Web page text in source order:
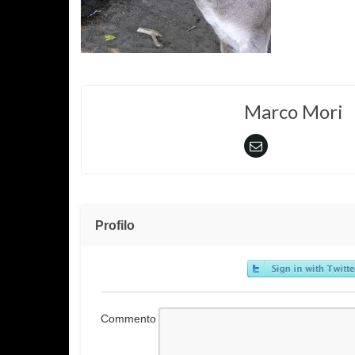
Marco Mori
Profilo
Commento